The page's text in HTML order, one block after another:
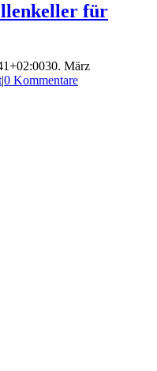
für
30. März
|0 Kommentare